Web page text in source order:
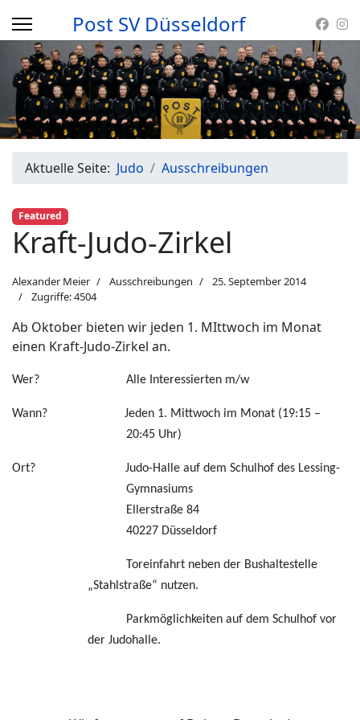
Post SV Düsseldorf
Aktuelle Seite: Judo Ausschreibungen
Featured
Kraft-Judo-Zirkel
Alexander Meier Ausschreibungen
25. September 2014
Zugriffe: 4504
Ab Oktober bieten wir jeden 1. MIttwoch im Monat
einen Kraft-Judo-Zirkel an.
Wer? Alle Interessierten m/w
Wann? Jeden 1. Mittwoch im Monat (19:15 –
20:45 Uhr)
Ort? Judo-Halle auf dem Schulhof des Lessing-
Gymnasiums
Ellerstraße 84
40227 Düsseldorf
Toreinfahrt neben der Bushaltestelle
„Stahlstraße“ nutzen.
Parkmöglichkeiten auf dem Schulhof vor
der Judohalle.